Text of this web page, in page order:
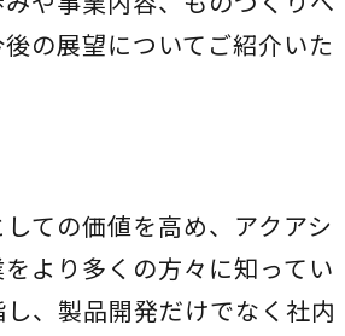
の展望についてご紹介いた
ての価値を高め、アクアシ
より多くの方々に知ってい
、製品開発だけでなく社内